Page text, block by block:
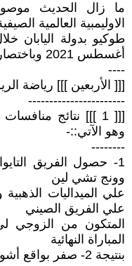
ما زال الحديث
الاوليمبية العالمية الصيفية ال 32 والتي
أغسطس 2021 وباختصار.
----
[[[ الأربعين ]]] رياضة
-----------------------
[[[ 1 ]]] نتائج
وهو الآتي::-
--------
1- حصول الفريق
وونج تشي لين
علي الميداليات
علي الفريق الصيني
المتكون من الزوجي
المباراة النهائية
بنتيجة 2- صفر بواقع أشواط 21- 18 و21- 12.